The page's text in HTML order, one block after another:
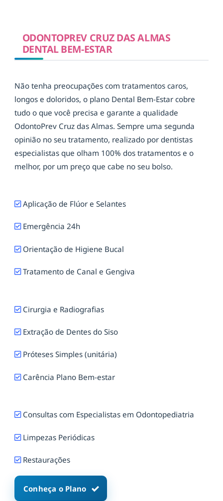
ODONTOPREV CRUZ DAS ALMAS
DENTAL BEM-ESTAR
Não tenha preocupações com tratamentos caros,
longos e doloridos, o plano Dental Bem-Estar cobre
tudo o que você precisa e garante a qualidade
OdontoPrev Cruz das Almas. Sempre uma segunda
opinião no seu tratamento, realizado por dentistas
especialistas que olham 100% dos tratamentos e o
melhor, por um preço que cabe no seu bolso.
Aplicação de Flúor e Selantes
Emergência 24h
Orientação de Higiene Bucal
Tratamento de Canal e Gengiva
Cirurgia e Radiografias
Extração de Dentes do Siso
Próteses Simples (unitária)
Carência Plano Bem-estar
Consultas com Especialistas em Odontopediatria
Limpezas Periódicas
Restaurações
Conheça o Plano